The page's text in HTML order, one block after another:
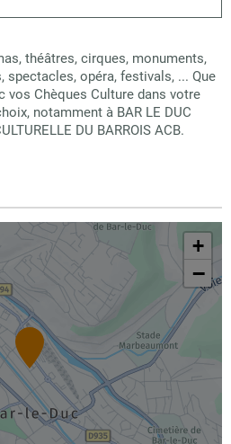
théâtres, cirques, monuments,
spectacles, opéra, festivals, ... Que
vos Chèques Culture dans votre
notamment à BAR LE DUC
DU BARROIS ACB.
+
−